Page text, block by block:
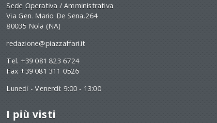
Sede Operativa / Amministrativa
Via Gen. Mario De Sena,264
80035 Nola (NA)
redazione@piazzaffari.it
Tel. +39 081 823 6724
Fax +39 081 311 0526
Lunedì - Venerdì: 9:00 - 13:00
I più visti